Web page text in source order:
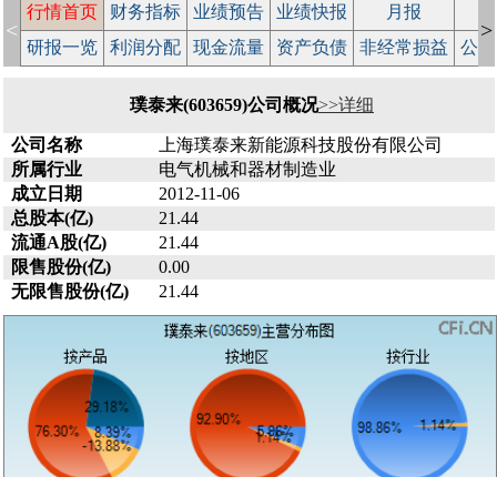
<
行情首页 财务指标 业绩预告 业绩快报 月报
研报一览
利润分配 现金流量 资产负债 非经常损益 公
>
璞泰来(603659)公司概况>>详细
公司名称
上海璞泰来新能源科技股份有限公司
所属行业
电气机械和器材制造业
成立日期
2012-11-06
总股本(亿)
21.44
流通A股(亿)
21.44
限售股份(亿)
0.00
无限售股份(亿)
21.44